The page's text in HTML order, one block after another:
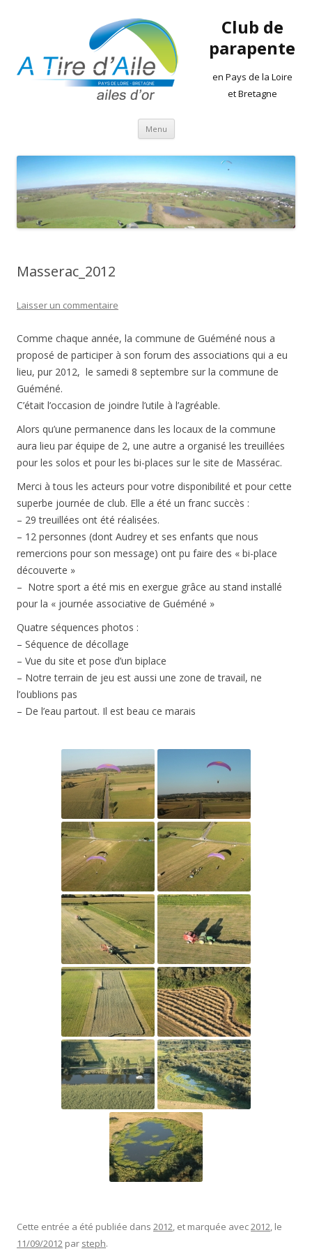
Club de
parapente
en Pays de la Loire
et Bretagne
Menu Aller
contenu
Masserac_2012
Laisser un commentaire
Comme chaque année, la commune de Guéméné nous a
proposé de participer à son forum des associations qui a eu
lieu, pur 2012, le samedi 8 septembre sur la commune de
Guéméné.
C’était l’occasion de joindre l’utile à l’agréable.
Alors qu’une permanence dans les locaux de la commune
aura lieu par équipe de 2, une autre a organisé les treuillées
pour les solos et pour les bi-places sur le site de Massérac.
Merci à tous les acteurs pour votre disponibilité et pour cette
superbe journée de club. Elle a été un franc succès :
– 29 treuillées ont été réalisées.
– 12 personnes (dont Audrey et ses enfants que nous
remercions pour son message) ont pu faire des « bi-place
découverte »
– Notre sport a été mis en exergue grâce au stand installé
pour la « journée associative de Guéméné »
Quatre séquences photos :
– Séquence de décollage
– Vue du site et pose d’un biplace
– Notre terrain de jeu est aussi une zone de travail, ne
l’oublions pas
– De l’eau partout. Il est beau ce marais
Cette entrée a été publiée dans 2012, et marquée avec2012, le
11/09/2012 par steph.